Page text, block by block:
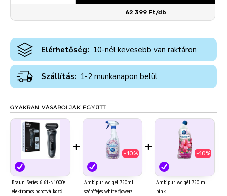
62 399 Ft/db
Elérhetőség: 10-nél kevesebb van raktáron
Szállítás: 1-2 munkanapon belül
GYAKRAN VÁSÁROLJÁK EGYÜTT
Braun Series 6 61-N1000s
elektromos borotválkozó
+
-10%
Ambipur wc gél 750ml
szórófejes white flowers
+
-10%
Ambipur wc gél 750 ml
pink